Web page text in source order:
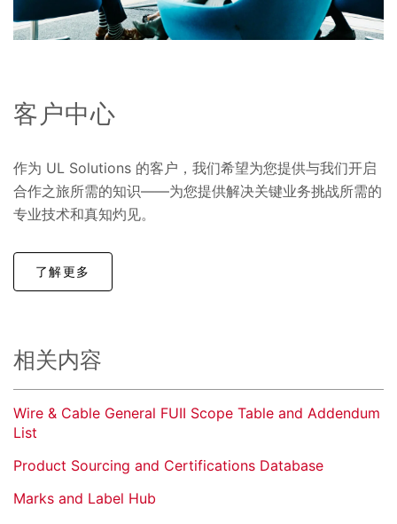
客户中心
作为 UL Solutions 的客户，我们希望为您提供与我们开启
合作之旅所需的知识——为您提供解决关键业务挑战所需的
专业技术和真知灼见。
了解更多
相关内容
Wire & Cable General FUII Scope Table and Addendum
List
Product Sourcing and Certifications Database
Marks and Label Hub